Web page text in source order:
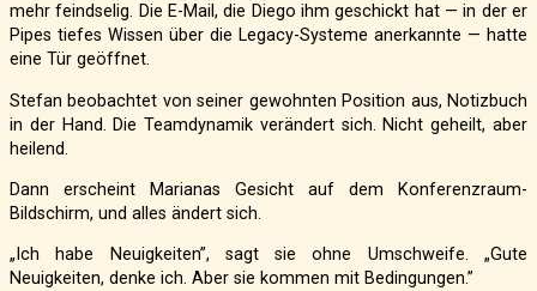
mehr feindselig. Die E-Mail, die Diego ihm geschickt hat — in der er
Pipes tiefes Wissen über die Legacy-Systeme anerkannte — hatte
eine Tür geöffnet.
Stefan beobachtet von seiner gewohnten Position aus, Notizbuch
in der Hand. Die Teamdynamik verändert sich. Nicht geheilt, aber
heilend.
Dann erscheint Marianas Gesicht auf dem Konferenzraum-
Bildschirm, und alles ändert sich.
„Ich habe Neuigkeiten”, sagt sie ohne Umschweife. „Gute
Neuigkeiten, denke ich. Aber sie kommen mit Bedingungen.”